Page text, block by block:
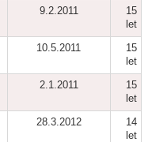
9.2.2011
15
let
10.5.2011
15
let
2.1.2011
15
let
28.3.2012
14
let